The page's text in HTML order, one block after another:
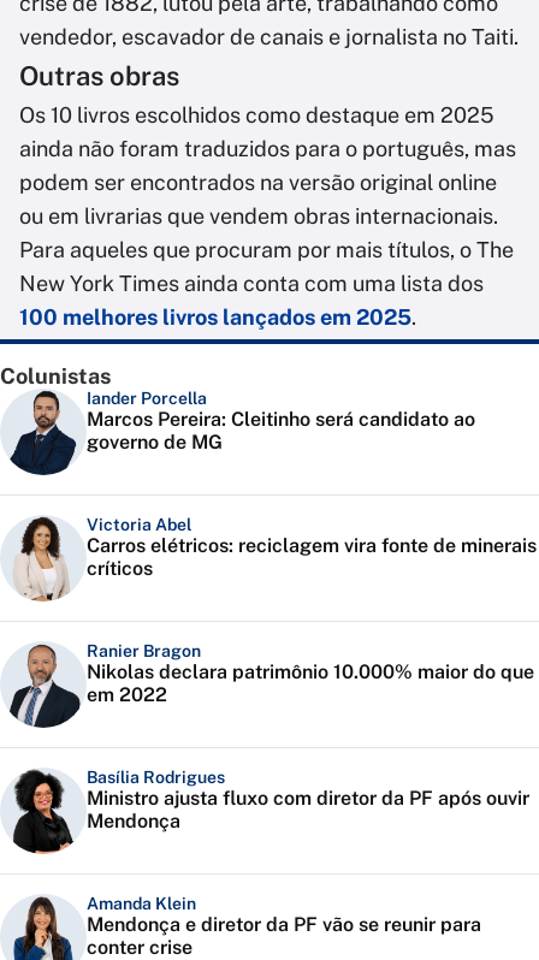
vendedor, escavador de canais e jornalista no Taiti.
Outras obras
Os 10 livros escolhidos como destaque em 2025
ainda não foram traduzidos para o português, mas
podem ser encontrados na versão original online
ou em livrarias que vendem obras internacionais.
Para aqueles que procuram por mais títulos, o The
New York Times ainda conta com uma lista dos
100 melhores livros lançados em 2025.
Colunistas
Iander Porcella
Marcos Pereira: Cleitinho será candidato ao
governo de MG
Victoria Abel
Carros elétricos: reciclagem vira fonte de minerais
críticos
Ranier Bragon
Nikolas declara patrimônio 10.000% maior do que
em 2022
Basília Rodrigues
Ministro ajusta fluxo com diretor da PF após ouvir
Mendonça
Amanda Klein
Mendonça e diretor da PF vão se reunir para
conter crise